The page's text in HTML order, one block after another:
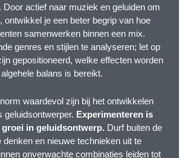
Door actief naar muziek en geluiden om
ontwikkel je een beter begrip van hoe
samenwerken binnen een mix.
genres en stijlen te analyseren; let op
gepositioneerd, welke effecten worden
balans is bereikt.
waardevol zijn bij het ontwikkelen
geluidsontwerper. Experimenteren is
in geluidsontwerp. Durf buiten de
denken en nieuwe technieken uit te
onverwachte combinaties leiden tot